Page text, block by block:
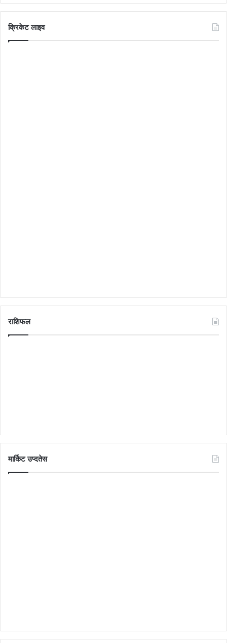
क्रिकेट लाइव
राशिफल
मार्किट उप्दतेस